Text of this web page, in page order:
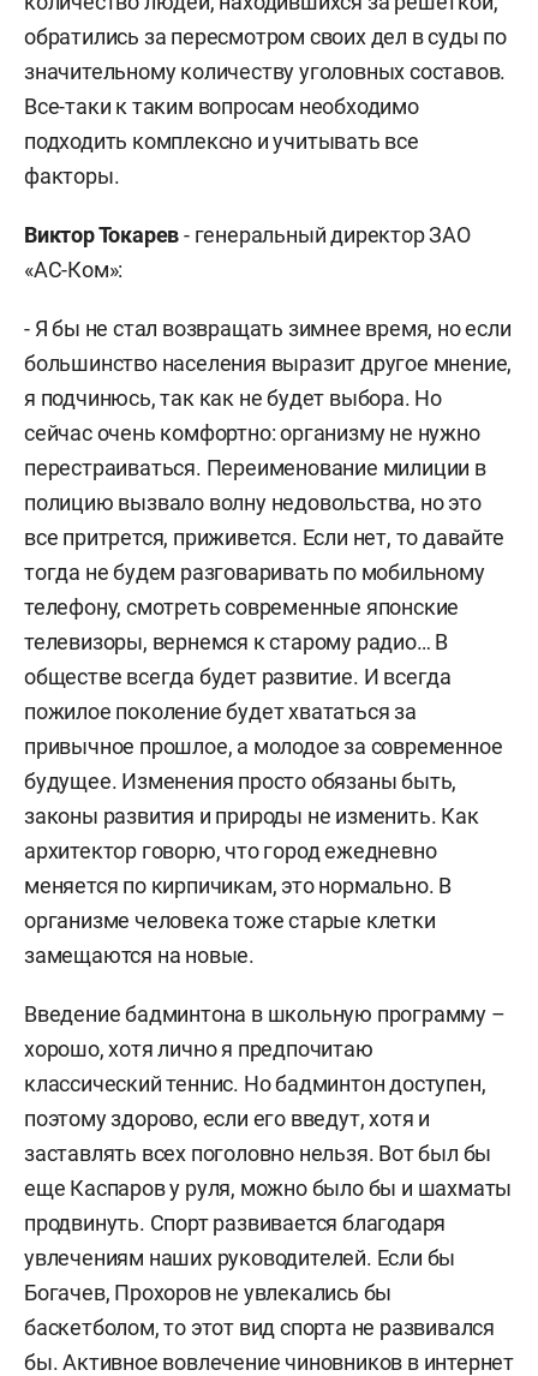
обратились за пересмотром своих дел в суды по
значительному количеству уголовных составов.
Все-таки к таким вопросам необходимо
подходить комплексно и учитывать все
факторы.
Виктор Токарев- генеральный директор ЗАО
«АС-Ком»:
- Я бы не стал возвращать зимнее время, но если
большинство населения выразит другое мнение,
я подчинюсь, так как не будет выбора. Но
сейчас очень комфортно: организму не нужно
перестраиваться. Переименование милиции в
полицию вызвало волну недовольства, но это
все притрется, приживется. Если нет, то давайте
тогда не будем разговаривать по мобильному
телефону, смотреть современные японские
телевизоры, вернемся к старому радио… В
обществе всегда будет развитие. И всегда
пожилое поколение будет хвататься за
привычное прошлое, а молодое за современное
будущее. Изменения просто обязаны быть,
законы развития и природы не изменить. Как
архитектор говорю, что город ежедневно
меняется по кирпичикам, это нормально. В
организме человека тоже старые клетки
замещаются на новые.
Введение бадминтона в школьную программу –
хорошо, хотя лично я предпочитаю
классический теннис. Но бадминтон доступен,
поэтому здорово, если его введут, хотя и
заставлять всех поголовно нельзя. Вот был бы
еще Каспаров у руля, можно было бы и шахматы
продвинуть. Спорт развивается благодаря
увлечениям наших руководителей. Если бы
Богачев, Прохоров не увлекались бы
баскетболом, то этот вид спорта не развивался
бы. Активное вовлечение чиновников в интернет